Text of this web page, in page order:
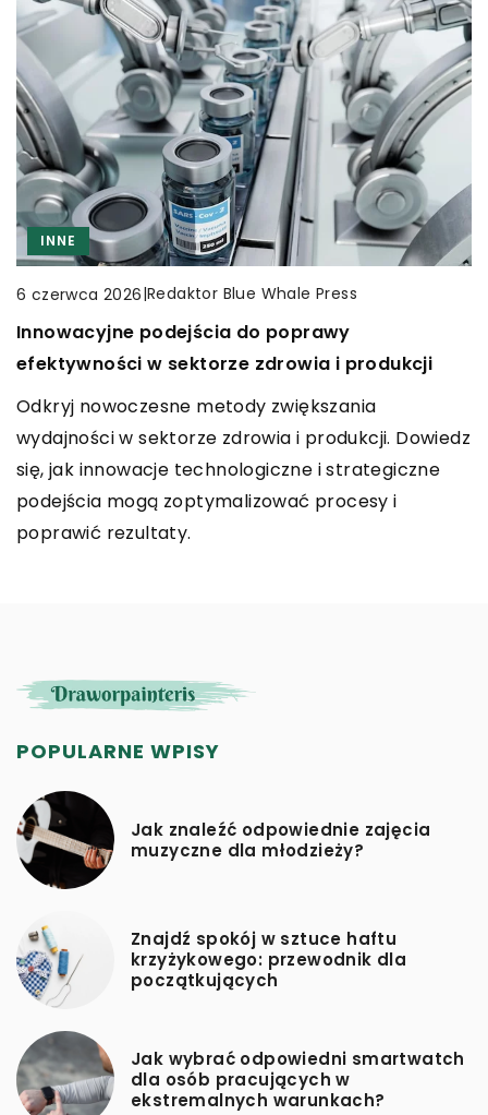
CZAS WOLNY INNE
21 sierpnia 2023|Redaktor Blue Whale Press
dobrać idealne obuwie na zimowe wieczory?
zapewniającego ciepło i komfort bez
kompromisów. Znajdź równowagę pomiędzy
stylowością, ciepłem i wygodą dzięki naszym
wskazówkom.
INNE
6 czerwca 2026|Redaktor Blue Whale Press
Innowacyjne podejścia do poprawy
efektywności w sektorze zdrowia i produkcji
Odkryj nowoczesne metody zwiększania
wydajności w sektorze zdrowia i produkcji. Dowiedz
się, jak innowacje technologiczne i strategiczne
podejścia mogą zoptymalizować procesy i
poprawić rezultaty.
REKREACJA
19 kwietnia 2024|Redaktor Blue Whale Press
korzyści i techniki dla początkujących
zapewniającej niesamowite korzyści zdrowotne.
Odkryj podstawy, zalety i techniki dla nowicjuszy.
POPULARNE WPISY
Jak znaleźć odpowiednie zajęcia
muzyczne dla młodzieży?
Znajdź spokój w sztuce haftu
krzyżykowego: przewodnik dla
początkujących
Jak wybrać odpowiedni smartwatch
dla osób pracujących w
ekstremalnych warunkach?